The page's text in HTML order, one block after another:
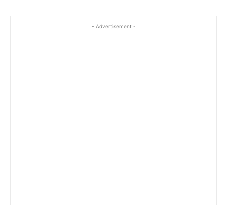
- Advertisement -